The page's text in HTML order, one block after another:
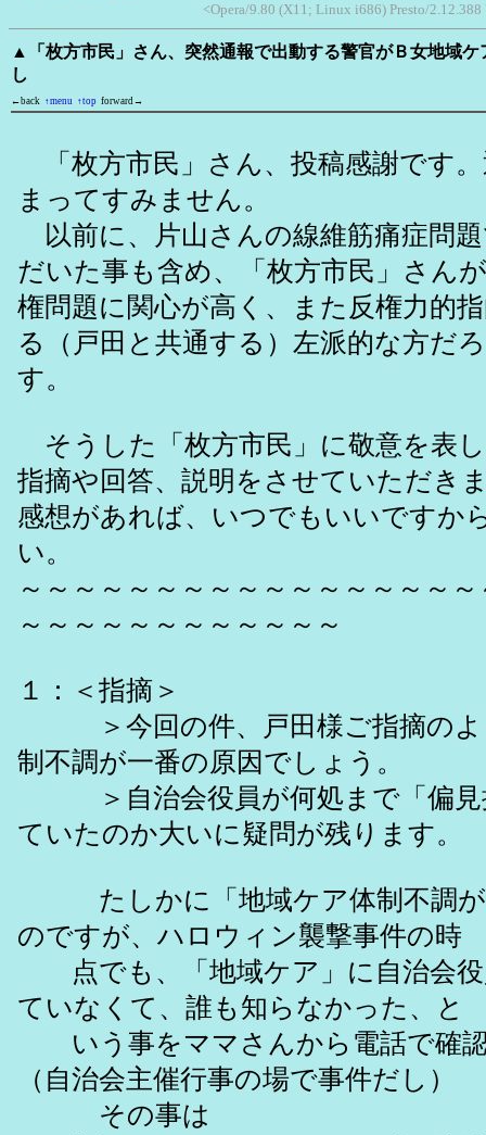
<Opera/9.80 (X11; Linux i686) Presto/
▲「枚方市民」さん、突然通報で出動する警官がＢ女地域ケ
し
←back ↑menu ↑top forward→
「枚方市民」さん、投稿感謝です
まってすみません。
以前に、片山さんの線維筋痛症問
だいた事も含め、「枚方市民」さん
権問題に関心が高く、また反権力的
る（戸田と共通する）左派的な方だ
す。
そうした「枚方市民」に敬意を表
指摘や回答、説明をさせていただき
感想があれば、いつでもいいですか
い。
～～～～～～～～～～～～～～～～
～～～～～～～～～～～～
１：＜指摘＞
＞今回の件、戸田様ご指摘のよ
制不調が一番の原因でしょう。
＞自治会役員が何処まで「偏見
ていたのか大いに疑問が残ります。
たしかに「地域ケア体制不調が
のですが、ハロウィン襲撃事件の時
点でも、「地域ケア」に自治会役
ていなくて、誰も知らなかった、と
いう事をママさんから電話で確
（自治会主催行事の場で事件だし）
その事は